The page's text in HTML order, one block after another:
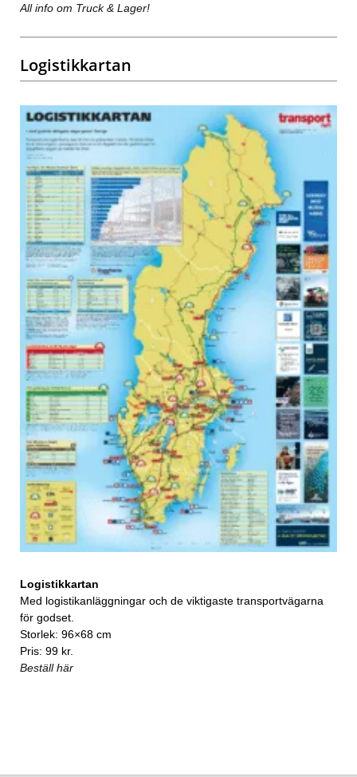
All info om Truck & Lager!
Logistikkartan
Logistikkartan
Med logistikanläggningar och de viktigaste transportvägarna
för godset.
Storlek: 96×68 cm
Pris: 99 kr.
Beställ här